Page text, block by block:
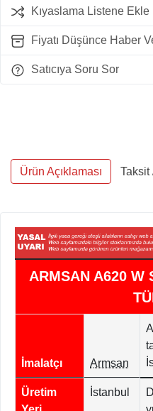
Kıyaslama Listene Ekle
Fiyatı Düşünce Haber
Satıcıya Soru Sor
Ürün Açıklaması Taksit
ARMSAN A620 W
İmalatçı Armsan
Üretim
İstanbul